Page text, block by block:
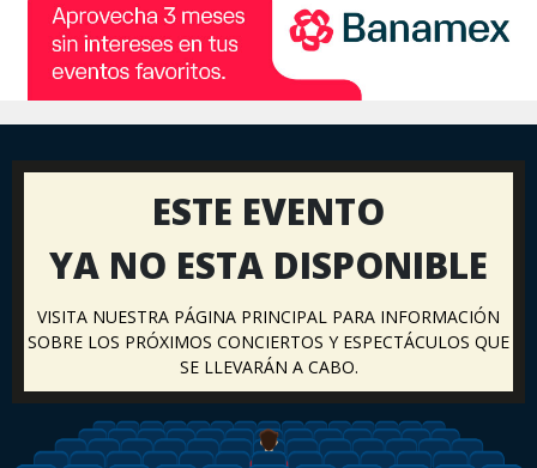
ESTE EVENTO
YA NO ESTA DISPONIBLE
VISITA NUESTRA PÁGINA PRINCIPAL PARA INFORMACIÓN
SOBRE LOS PRÓXIMOS CONCIERTOS Y ESPECTÁCULOS QUE
SE LLEVARÁN A CABO.